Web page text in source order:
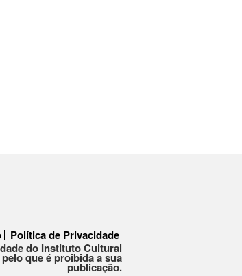
Política de Privacidade
do Instituto Cultural
que é proibida a sua
publicação.